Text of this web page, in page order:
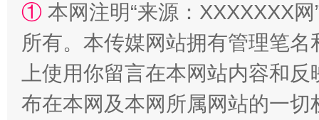
扯下公款旅游的“隐身衣” 如何以
① 本网注明“来源：XXXXXXX
所有。本传媒网站拥有管理笔
上使用你留言在本网站内容和
布在本网及本网所属网站的一